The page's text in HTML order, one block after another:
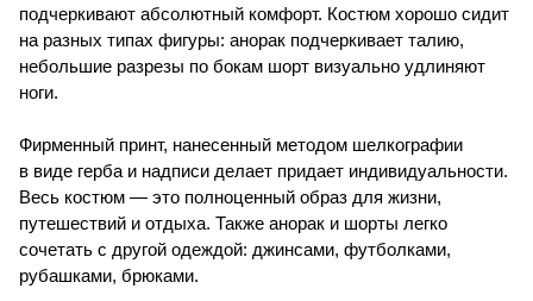
подчеркивают абсолютный комфорт. Костюм хорошо сидит
на разных типах фигуры: анорак подчеркивает талию,
небольшие разрезы по бокам шорт визуально удлиняют
ноги.
Фирменный принт, нанесенный методом шелкографии
в виде герба и надписи делает придает индивидуальности.
Весь костюм — это полноценный образ для жизни,
путешествий и отдыха. Также анорак и шорты легко
сочетать с другой одеждой: джинсами, футболками,
рубашками, брюками.